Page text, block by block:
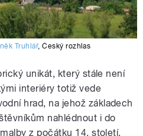
Truhlář,Český rozhlas
unikát, který stále není
interiéry totiž vede
hrad, na jehož základech
nahlédnout i do
z počátku 14. století.